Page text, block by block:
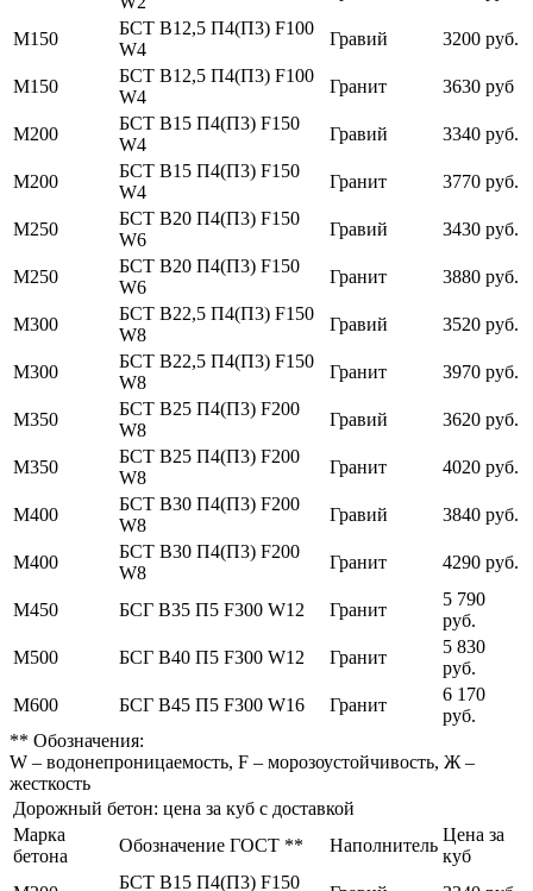
М150
БСТ В12,5 П4(П3) F100
W4
Гравий 3200 руб.
М150
БСТ В12,5 П4(П3) F100
W4
Гранит 3630 руб
М200
БСТ В15 П4(П3) F150
W4
Гравий 3340 руб.
М200
БСТ В15 П4(П3) F150
W4
Гранит 3770 руб.
М250
БСТ В20 П4(П3) F150
W6
Гравий 3430 руб.
М250
БСТ В20 П4(П3) F150
W6
Гранит 3880 руб.
М300
БСТ В22,5 П4(П3) F150
W8
Гравий 3520 руб.
М300
БСТ В22,5 П4(П3) F150
W8
Гранит 3970 руб.
М350
БСТ В25 П4(П3) F200
W8
Гравий 3620 руб.
М350
БСТ В25 П4(П3) F200
W8
Гранит 4020 руб.
М400
БСТ В30 П4(П3) F200
W8
Гравий 3840 руб.
М400
БСТ В30 П4(П3) F200
W8
Гранит 4290 руб.
М450 БСГ В35 П5 F300 W12 Гранит
5 790
руб.
М500
БСГ В40 П5 F300 W12 Гранит
5 830
руб.
М600
БСГ В45 П5 F300 W16 Гранит
6 170
руб.
** Обозначения:
W – водонепроницаемость, F – морозоустойчивость, Ж –
жесткость
Дорожный бетон: цена за куб с доставкой
Марка
бетона
Обозначение ГОСТ ** Наполнитель
Цена за
куб
БСТ В15 П4(П3) F150